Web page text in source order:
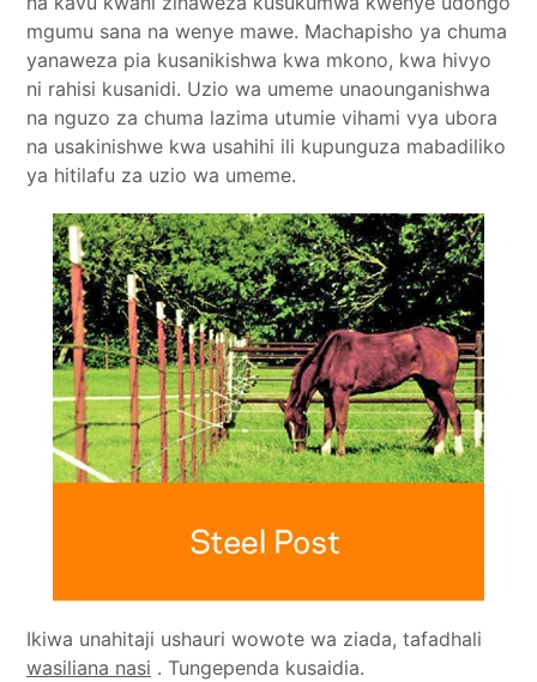
mgumu sana na wenye mawe. Machapisho ya chuma
yanaweza pia kusanikishwa kwa mkono, kwa hivyo
ni rahisi kusanidi. Uzio wa umeme unaounganishwa
na nguzo za chuma lazima utumie vihami vya ubora
na usakinishwe kwa usahihi ili kupunguza mabadiliko
ya hitilafu za uzio wa umeme.
Ikiwa unahitaji ushauri wowote wa ziada, tafadhali
wasiliana nasi . Tungependa kusaidia.